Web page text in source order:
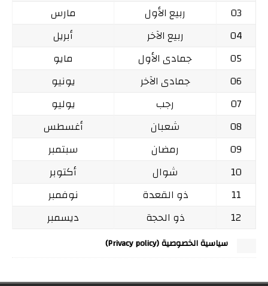
03
ربيع الأول
مارس
04
ربيع الآخر
أبريل
05
جمادى الأول
مايو
06
جمادى الآخر
يونيو
07
رجب
يوليو
08
شعبان
أغسطس
09
رمضان
سبتمبر
10
شوال
أكتوبر
11
ذو القعدة
نوفمبر
12
ذو الحجة ديسمبر
سياسية الخصوصية (Privacy policy)